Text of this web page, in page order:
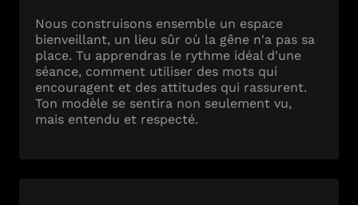
Nous construisons ensemble un espace
bienveillant, un lieu sûr où la gêne n'a pas sa
place. Tu apprendras le rythme idéal d'une
séance, comment utiliser des mots qui
encouragent et des attitudes qui rassurent.
Ton modèle se sentira non seulement vu,
mais entendu et respecté.